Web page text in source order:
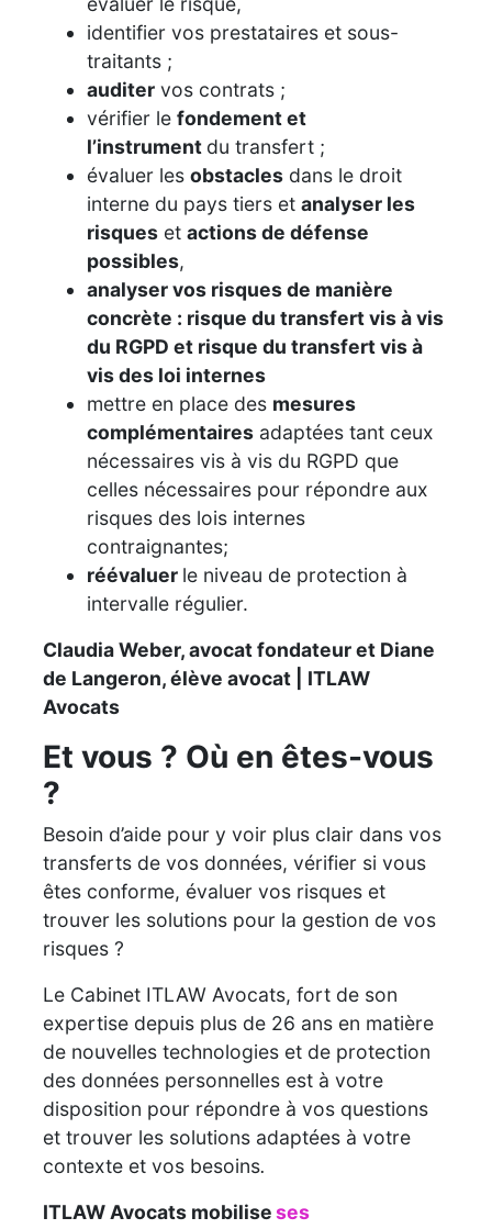
identifier vos prestataires et sous-
traitants ;
auditer vos contrats ;
vérifier le fondement et
l’instrument du transfert ;
évaluer les obstacles dans le droit
interne du pays tiers et analyser les
risques et actions de défense
possibles,
analyser vos risques de manière
concrète : risque du transfert vis à vis
du RGPD et risque du transfert vis à
vis des loi internes
mettre en place des mesures
complémentaires adaptées tant ceux
nécessaires vis à vis du RGPD que
celles nécessaires pour répondre aux
risques des lois internes
contraignantes;
réévaluer le niveau de protection à
intervalle régulier.
Claudia Weber, avocat fondateur et Diane
de Langeron, élève avocat | ITLAW
Avocats
Et vous ? Où en êtes-vous
?
Besoin d’aide pour y voir plus clair dans vos
transferts de vos données, vérifier si vous
êtes conforme, évaluer vos risques et
trouver les solutions pour la gestion de vos
risques ?
Le Cabinet ITLAW Avocats, fort de son
expertise depuis plus de 26 ans en matière
de nouvelles technologies et de protection
des données personnelles est à votre
disposition pour répondre à vos questions
et trouver les solutions adaptées à votre
contexte et vos besoins.
ITLAW Avocats mobiliseses